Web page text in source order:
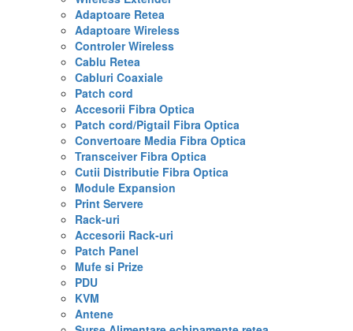
Adaptoare Retea
Adaptoare Wireless
Controler Wireless
Cablu Retea
Cabluri Coaxiale
Patch cord
Accesorii Fibra Optica
Patch cord/Pigtail Fibra Optica
Convertoare Media Fibra Optica
Transceiver Fibra Optica
Cutii Distributie Fibra Optica
Module Expansion
Print Servere
Rack-uri
Accesorii Rack-uri
Patch Panel
Mufe si Prize
PDU
KVM
Antene